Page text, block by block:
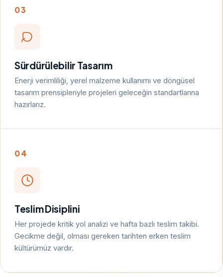
03
Sürdürülebilir Tasarım
Enerji verimliliği, yerel malzeme kullanımı ve döngüsel
tasarım prensipleriyle projeleri geleceğin standartlarına
hazırlarız.
04
Teslim Disiplini
Her projede kritik yol analizi ve hafta bazlı teslim takibi.
Gecikme değil, olması gereken tarihten erken teslim
kültürümüz vardır.